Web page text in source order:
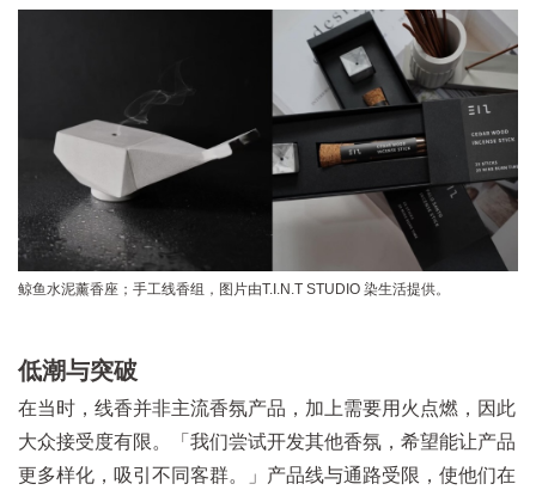
鲸鱼水泥薰香座；手工线香组，图片由T.I.N.T STUDIO 染生活提供。
低潮与突破
在当时，线香并非主流香氛产品，加上需要用火点燃，因此
大众接受度有限。「我们尝试开发其他香氛，希望能让产品
更多样化，吸引不同客群。」产品线与通路受限，使他们在